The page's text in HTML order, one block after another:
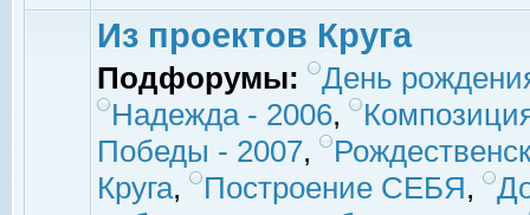
Из проектов Круга
Подфорумы:
День
Надежда - 2006,
Победы - 2007,
Круга, Построение СЕБЯ,